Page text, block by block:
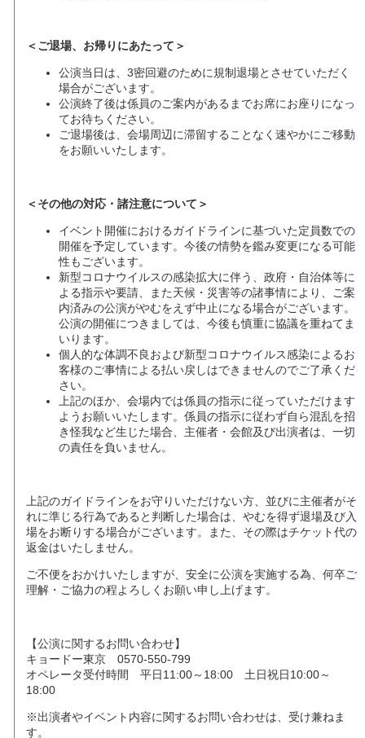
＜ご退場、お帰りにあたって＞
公演当日は、3密回避のために規制退場とさせていただく
場合がございます。
公演終了後は係員のご案内があるまでお席にお座りになっ
てお待ちください。
ご退場後は、会場周辺に滞留することなく速やかにご移動
をお願いいたします。
＜その他の対応・諸注意について＞
イベント開催におけるガイドラインに基づいた定員数での
開催を予定しています。今後の情勢を鑑み変更になる可能
性もございます。
新型コロナウイルスの感染拡大に伴う、政府・自治体等に
よる指示や要請、また天候・災害等の諸事情により、ご案
内済みの公演がやむをえず中止になる場合がございます。
公演の開催につきましては、今後も慎重に協議を重ねてま
いります。
個人的な体調不良および新型コロナウイルス感染によるお
客様のご事情による払い戻しはできませんのでご了承くだ
さい。
上記のほか、会場内では係員の指示に従っていただけます
ようお願いいたします。係員の指示に従わず自ら混乱を招
き怪我など生じた場合、主催者・会館及び出演者は、一切
の責任を負いません。
上記のガイドラインをお守りいただけない方、並びに主催者がそ
れに準じる行為であると判断した場合は、やむを得ず退場及び入
場をお断りする場合がございます。また、その際はチケット代の
返金はいたしません。
ご不便をおかけいたしますが、安全に公演を実施する為、何卒ご
理解・ご協力の程よろしくお願い申し上げます。
【公演に関するお問い合わせ】
キョードー東京 0570-550-799
オペレータ受付時間 平日11:00～18:00 土日祝日10:00～
18:00
※出演者やイベント内容に関するお問い合わせは、受け兼ねま
す。